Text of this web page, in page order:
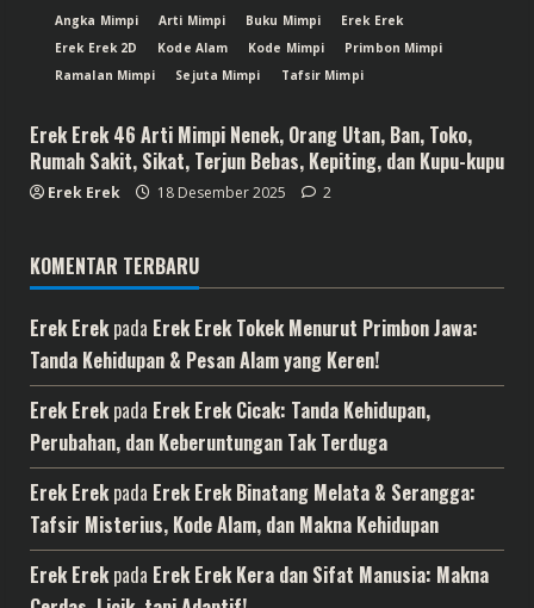
Angka Mimpi Arti Mimpi Buku Mimpi
Erek Erek
Erek Erek 2D
Kode Alam Kode Mimpi
Primbon Mimpi
Ramalan Mimpi
Sejuta Mimpi Tafsir Mimpi
Erek Erek 46 Arti Mimpi Nenek, Orang Utan, Ban, Toko,
Rumah Sakit, Sikat, Terjun Bebas, Kepiting, dan Kupu-kupu
Erek Erek 18 Desember 2025 2
KOMENTAR TERBARU
Erek Erek pada Erek Erek Tokek Menurut Primbon Jawa:
Tanda Kehidupan & Pesan Alam yang Keren!
Erek Erek pada Erek Erek Cicak: Tanda Kehidupan,
Perubahan, dan Keberuntungan Tak Terduga
Erek Erek pada Erek Erek Binatang Melata & Serangga:
Tafsir Misterius, Kode Alam, dan Makna Kehidupan
Erek Erek pada Erek Erek Kera dan Sifat Manusia: Makna